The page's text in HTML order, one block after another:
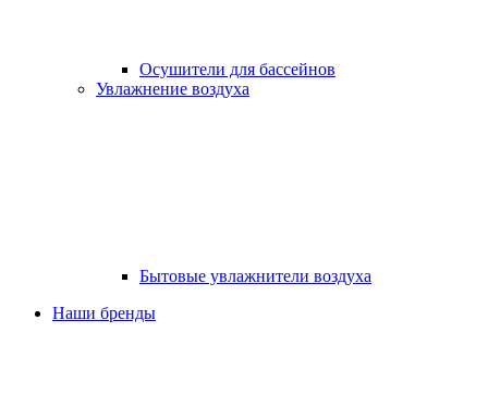
Осушители для бассейнов
Увлажнение воздуха
Бытовые увлажнители воздуха
Наши бренды